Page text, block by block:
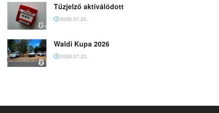
Tűzjelző aktiválódott
2026.07.23.
Waldi Kupa 2026
2026.07.23.